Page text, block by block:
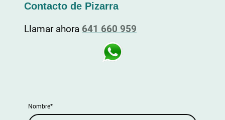
Contacto de Pizarra
Llamar ahora 641 660 959
Nombre*